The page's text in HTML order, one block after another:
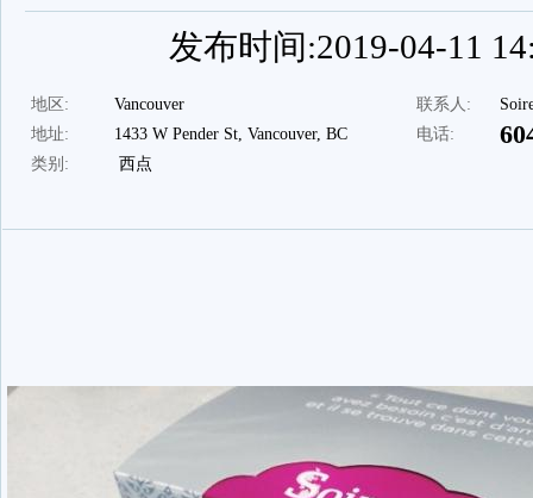
发布时间:2019-04-11
地区:
Vancouver
地址:
1433 W Pender St, Vancouver, BC
类别:
西点
联系人:
电话: